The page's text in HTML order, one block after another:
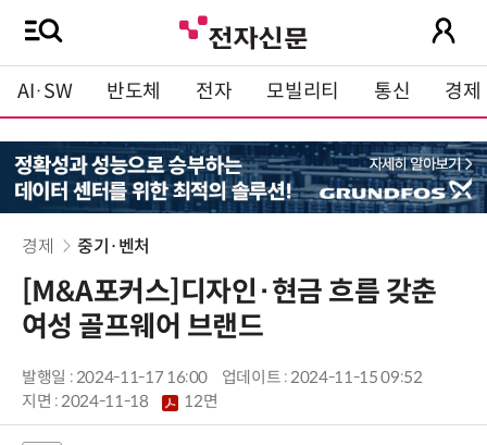
AI·SW 반도체 전자 모빌리티 통신 경제
경제 중기·벤처
[M&A포커스]디자인·현금 흐름 갖춘
여성 골프웨어 브랜드
발행일 : 2024-11-17 16:00
업데이트 : 2024-11-15 09:52
지면 :2024-11-18 12면